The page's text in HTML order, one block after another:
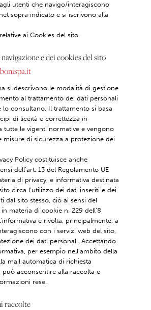
utenti che navigo/interagiscono
sopra indicato e si iscrivono alla
ai Cookies del sito.
e dei cookies del sito
si descrivono le modalità di gestione
al trattamento dei dati personali
lo consultano. Il trattamento si basa
di liceità e correttezza in
tutte le vigenti normative e vengono
misure di sicurezza a protezione dei
Policy costituisce anche
dell’art. 13 del Regolamento UE
di privacy, e informativa destinata
circa l’utilizzo dei dati inseriti e dei
dal sito stesso, ciò ai sensi del
materia di cookie n. 229 dell’8
è rivolta, principalmente, a
con i servizi web del sito,
dei dati personali. Accettando
per esempio nell'ambito della
mail automatica di richiesta
può acconsentire alla raccolta e
rese.
raccolte